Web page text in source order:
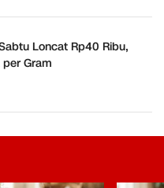
Loncat Rp40 Ribu,
Gram